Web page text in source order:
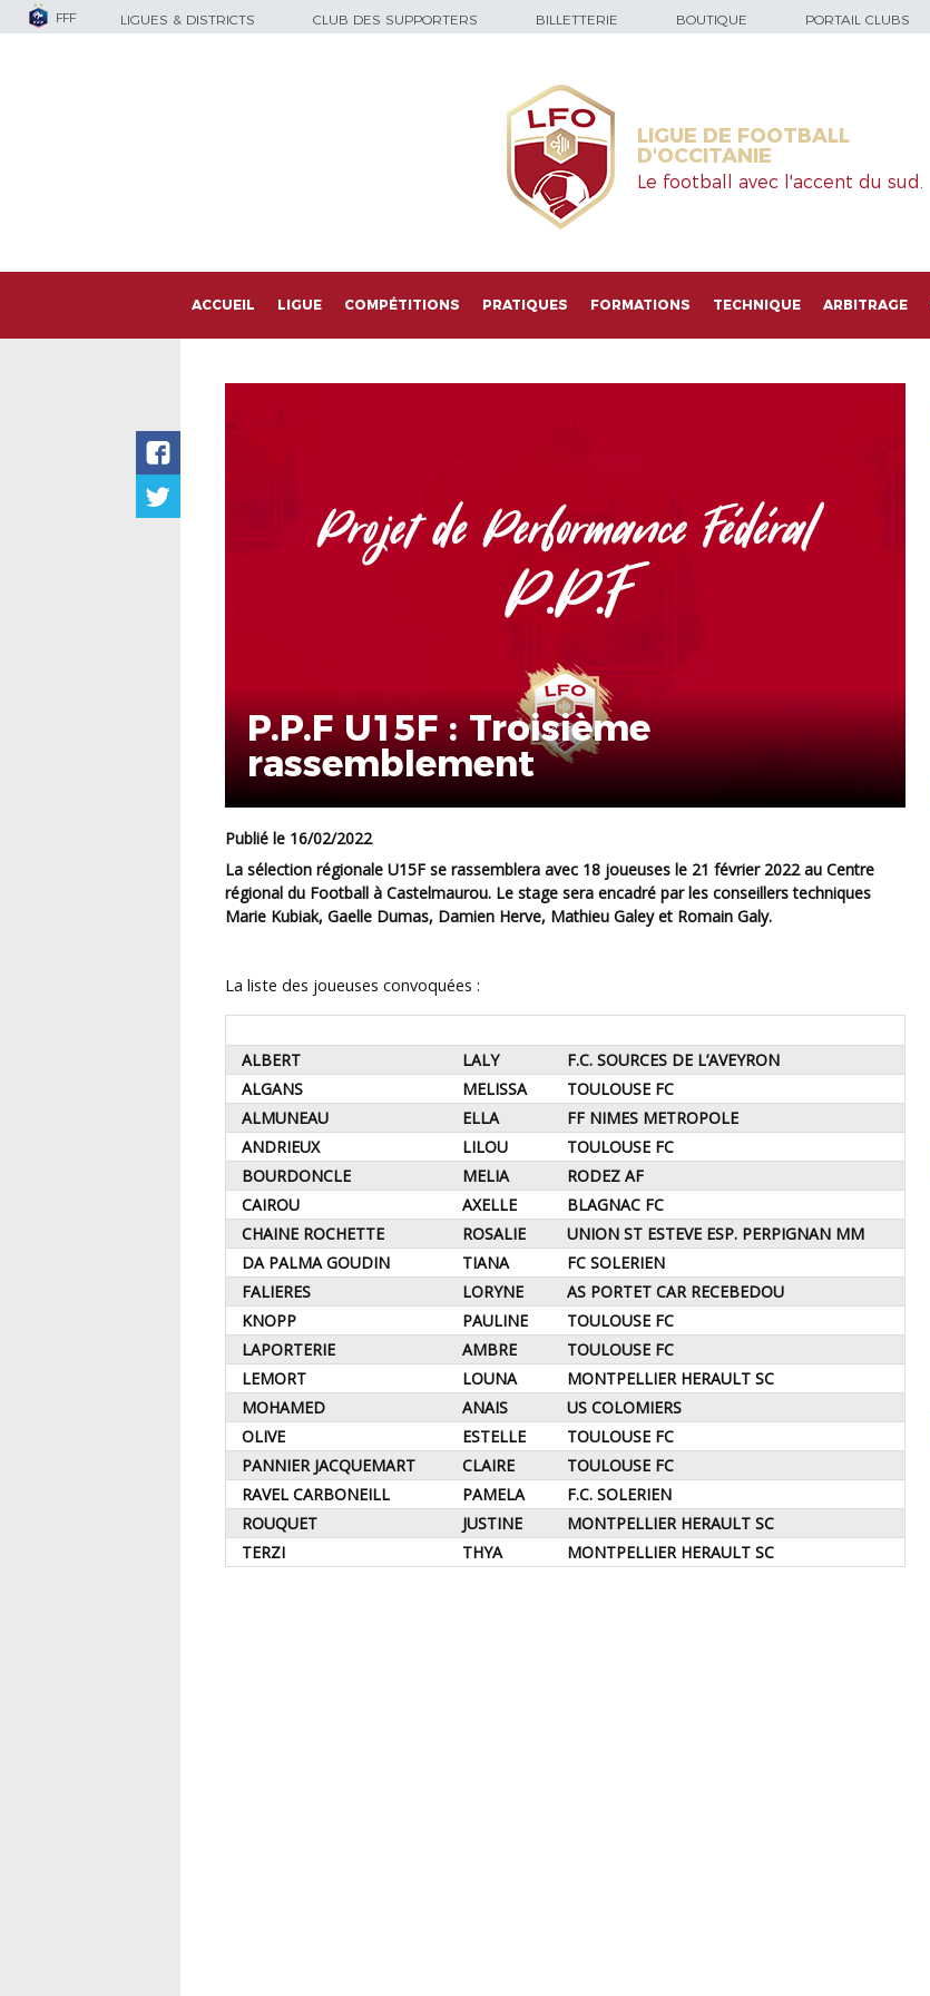
FFF LIGUES & DISTRICTS CLUB DES SUPPORTERS BILLETTERIE BOUTIQUE PORTAIL CLUBS
LIGUE DE FOOTBALL
D'OCCITANIE
Le football avec l'accent du sud.
ACCUEIL LIGUE COMPÉTITIONS PRATIQUES FORMATIONS TECHNIQUE ARBITRAGE
P.P.F U15F : Troisième
rassemblement
Publié le 16/02/2022
La sélection régionale U15F se rassemblera avec 18 joueuses le 21 février 2022 au Centre
régional du Football à Castelmaurou. Le stage sera encadré par les conseillers techniques
Marie Kubiak, Gaelle Dumas, Damien Herve, Mathieu Galey et Romain Galy.
La liste des joueuses convoquées :
ALBERT LALY
F.C. SOURCES DE L’AVEYRON
ALGANS
MELISSA
TOULOUSE FC
ALMUNEAU
ELLA
FF NIMES METROPOLE
ANDRIEUX
LILOU
TOULOUSE FC
BOURDONCLE
MELIA
RODEZ AF
CAIROU
AXELLE
BLAGNAC FC
CHAINE ROCHETTE
ROSALIE
UNION ST ESTEVE ESP. PERPIGNAN MM
DA PALMA GOUDIN
TIANA
FC SOLERIEN
FALIERES
LORYNE
AS PORTET CAR RECEBEDOU
KNOPP
PAULINE
TOULOUSE FC
LAPORTERIE
AMBRE
TOULOUSE FC
LEMORT
LOUNA
MONTPELLIER HERAULT SC
MOHAMED
ANAIS
US COLOMIERS
OLIVE
ESTELLE
TOULOUSE FC
PANNIER JACQUEMART
CLAIRE
TOULOUSE FC
RAVEL CARBONEILL
PAMELA
F.C. SOLERIEN
ROUQUET
JUSTINE
MONTPELLIER HERAULT SC
TERZI
THYA MONTPELLIER HERAULT SC